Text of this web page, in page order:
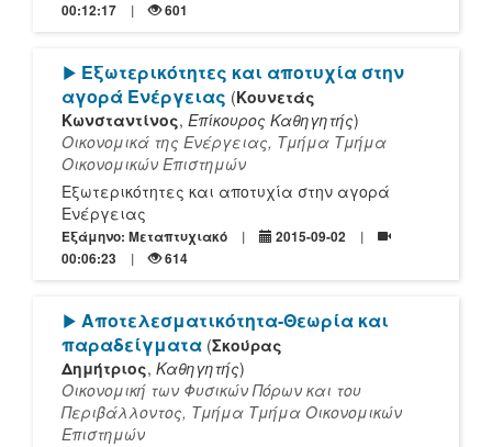
00:12:17
601
[Play]
Εξωτερικότητες και αποτυχία στην
αγορά Ενέργειας (Κουνετάς
Κωνσταντίνος, Επίκουρος Καθηγητής)
Οικονομικά της Ενέργειας, Τμήμα Τμήμα
Οικονομικών Επιστημών
Εξωτερικότητες και αποτυχία στην αγορά
Ενέργειας
Εξάμηνο: Μεταπτυχιακό
2015-09-02
00:06:23
614
[Play]
Αποτελεσματικότητα-Θεωρία και
παραδείγματα (Σκούρας
Δημήτριος, Καθηγητής)
Οικονομική των Φυσικών Πόρων και του
Περιβάλλοντος, Τμήμα Τμήμα Οικονομικών
Επιστημών